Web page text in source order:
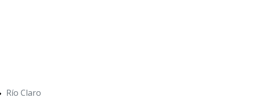
Río Claro